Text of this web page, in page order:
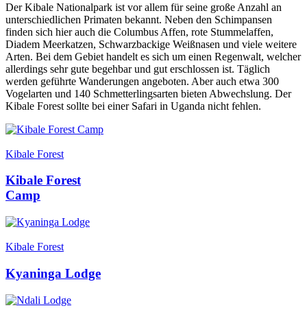
Der Kibale Nationalpark ist vor allem für seine große Anzahl an
unterschiedlichen Primaten bekannt. Neben den Schimpansen
finden sich hier auch die Columbus Affen, rote Stummelaffen,
Diadem Meerkatzen, Schwarzbackige Weißnasen und viele weitere
Arten. Bei dem Gebiet handelt es sich um einen Regenwalt, welcher
allerdings sehr gute begehbar und gut erschlossen ist. Täglich
werden geführte Wanderungen angeboten. Aber auch etwa 300
Vogelarten und 140 Schmetterlingsarten bieten Abwechslung. Der
Kibale Forest sollte bei einer Safari in Uganda nicht fehlen.
Kibale Forest
Kibale Forest
Camp
Kibale Forest
Kyaninga Lodge